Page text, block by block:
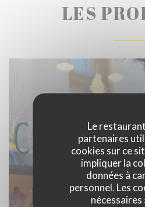
Le
partenaires
cookies sur ce
impliquer la
données à
personnel. Les
nécessaires
LES